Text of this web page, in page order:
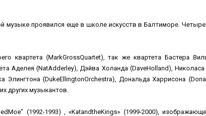
музыке проявился еще в школе искусств в Балтиморе.
квартета (MarkGrossQuartet), так же квартета Бастера
Аделея (NatAdderley), Дэйва Холанда (DaveHolland),
(DukeEllingtonOrchestra), Дональда Харрисона
других музыкантов.
(1992-1993) , «KatandtheKings» (1999-2000),